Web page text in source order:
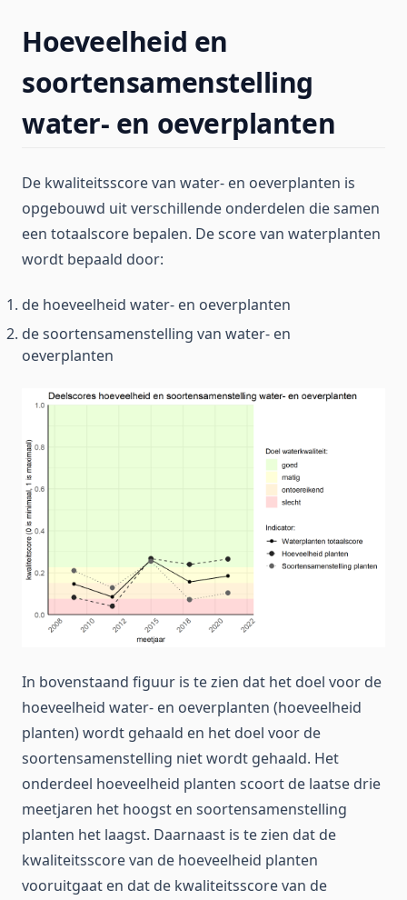
Hoeveelheid en
soortensamenstelling
water- en oeverplanten
De kwaliteitsscore van water- en oeverplanten is
opgebouwd uit verschillende onderdelen die samen
een totaalscore bepalen. De score van waterplanten
wordt bepaald door:
de hoeveelheid water- en oeverplanten
de soortensamenstelling van water- en
oeverplanten
In bovenstaand figuur is te zien dat het doel voor de
hoeveelheid water- en oeverplanten (hoeveelheid
planten) wordt gehaald en het doel voor de
soortensamenstelling niet wordt gehaald. Het
onderdeel hoeveelheid planten scoort de laatse drie
meetjaren het hoogst en soortensamenstelling
planten het laagst. Daarnaast is te zien dat de
kwaliteitsscore van de hoeveelheid planten
vooruitgaat en dat de kwaliteitsscore van de